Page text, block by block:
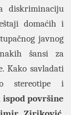
diskriminaciju
domaćih i
javnog
šansi za
Kako savladati
stereotipe i
površine